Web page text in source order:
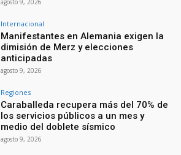
agosto 9, 2026
Internacional
Manifestantes en Alemania exigen la
dimisión de Merz y elecciones
anticipadas
agosto 9, 2026
Regiones
Caraballeda recupera más del 70% de
los servicios públicos a un mes y
medio del doblete sísmico
agosto 9, 2026